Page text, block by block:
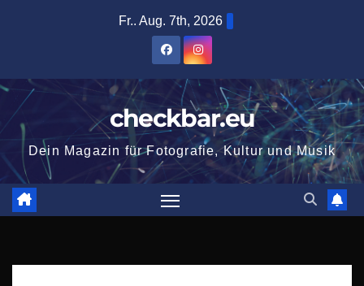
Fr.. Aug. 7th, 2026
checkbar.eu
Dein Magazin für Fotografie, Kultur und Musik